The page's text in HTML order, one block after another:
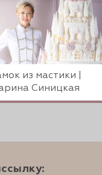
из мастики |
Синицкая